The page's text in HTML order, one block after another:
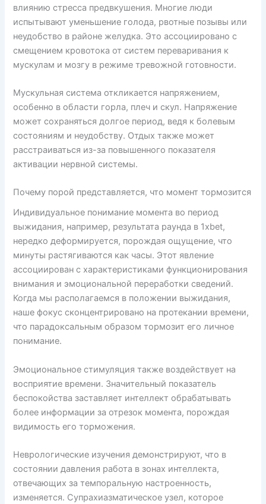
влиянию стресса предвкушения. Многие люди
испытывают уменьшение голода, рвотные позывы или
неудобство в районе желудка. Это ассоциировано с
смещением кровотока от систем переваривания к
мускулам и мозгу в режиме тревожной готовности.
Мускульная система откликается напряжением,
особенно в области горла, плеч и скул. Напряжение
может сохраняться долгое период, ведя к болевым
состояниям и неудобству. Отдых также может
расстраиваться из-за повышенного показателя
активации нервной системы.
Почему порой представляется, что момент тормозится
Индивидуальное понимание момента во период
выжидания, например, результата раунда в 1xbet,
нередко деформируется, порождая ощущение, что
минуты растягиваются как часы. Этот явление
ассоциирован с характеристиками функционирования
внимания и эмоциональной переработки сведений.
Когда мы располагаемся в положении выжидания,
наше фокус сконцентрировано на протекании времени,
что парадоксальным образом тормозит его личное
понимание.
Эмоциональное стимуляция также воздействует на
восприятие времени. Значительный показатель
беспокойства заставляет интеллект обрабатывать
более информации за отрезок момента, порождая
видимость его торможения.
Неврологические изучения демонстрируют, что в
состоянии давления работа в зонах интеллекта,
отвечающих за темпоральную настроенность,
изменяется. Супрахиазматическое узел, которое